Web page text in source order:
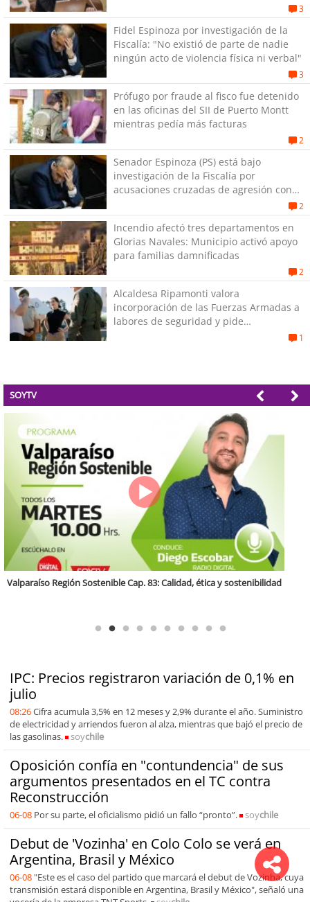
3
Fidel Espinoza por investigación de la
Fiscalía: "No existió de parte de nadie
ningún acto de violencia física ni verbal"
3
Prófugo por fraude al fisco fue detenido
en las oficinas del SII de Puerto Montt
mientras pedía más facturas
2
Senador Espinoza (PS) está bajo
investigación de la Fiscalía por
acusaciones cruzadas de agresión con
2
Incendio afectó tres departamentos en
Glorias Navales: Municipio activó apoyo
para familias damnificadas
2
Alcaldesa Ripamonti valora
incorporación de las Fuerzas Armadas a
labores de seguridad y pide
1
SOYTV
IPC: Precios registraron variación de 0,1% en
julio
08:26Cifra acumula 3,5% en 12 meses y 2,9% durante el año. Suministro
de electricidad y arriendos fueron al alza, mientras que bajó el precio de
las gasolinas.
soychile
Oposición confía en "contundencia" de sus
argumentos presentados en el TC contra
Reconstrucción
06-08 Por su parte, el oficialismo pidió un fallo “pronto”. soychile
Debut de 'Vozinha' en Colo Colo se verá en
Argentina, Brasil y México
06-08 "Este es el caso del partido que marcará el debut de Vozinha, cuya
transmisión estará disponible en Argentina, Brasil y México", señaló una